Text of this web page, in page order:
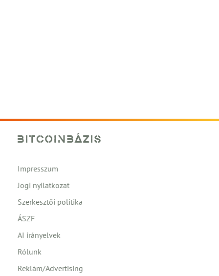
Impresszum
Jogi nyilatkozat
Szerkesztői politika
ÁSZF
AI irányelvek
Rólunk
Reklám/Advertising